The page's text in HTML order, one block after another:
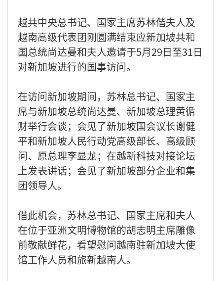
越共中央总书记、国家主席苏林偕夫人及
越南高级代表团刚圆满结束应新加坡共和
国总统尚达曼和夫人邀请于5月29日至31日
对新加坡进行的国事访问。
在访问新加坡期间，苏林总书记、国家主
席与新加坡总统尚达曼、新加坡总理黄循
财举行会谈；会见了新加坡国会议长谢健
平和新加坡人民行动党高级部长、高级顾
问、原总理李显龙；在越新科技对接论坛
上发表讲话；会见了新加坡部分企业和集
团领导人。
借此机会，苏林总书记、国家主席和夫人
在位于亚洲文明博物馆的胡志明主席雕像
前敬献鲜花，看望慰问越南驻新加坡大使
馆工作人员和旅新越南人。